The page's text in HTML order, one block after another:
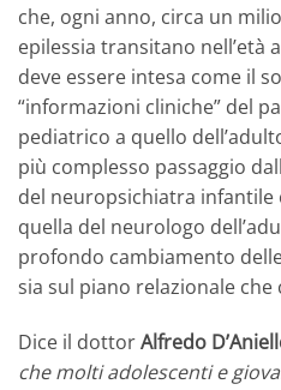
che, ogni anno, circa un
epilessia transitano nell’età
deve essere intesa come il
“informazioni cliniche” del
pediatrico a quello
più complesso passaggio
del neuropsichiatra
quella del neurologo
profondo cambiamento
sia sul piano relazionale che
Dice il dottorAlfredo
che molti adolescenti e